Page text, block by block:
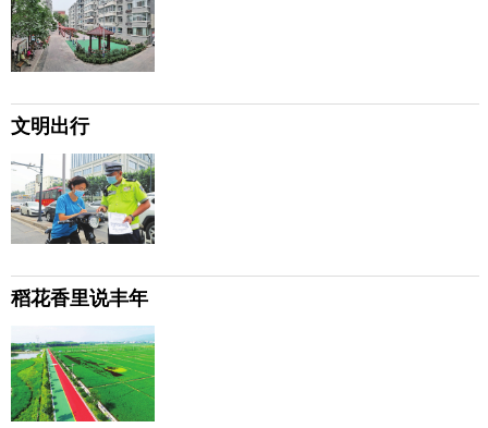
文明出行
稻花香里说丰年